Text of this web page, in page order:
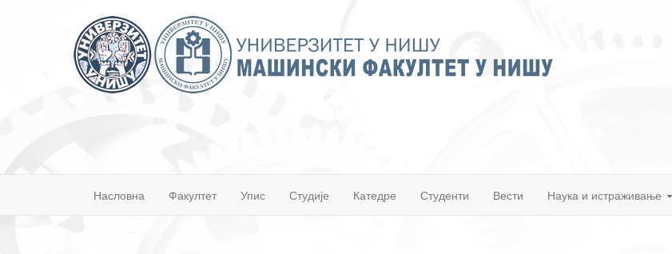
Насловна Факултет Упис Студије Катедре Студенти Вести Наука и истраживање